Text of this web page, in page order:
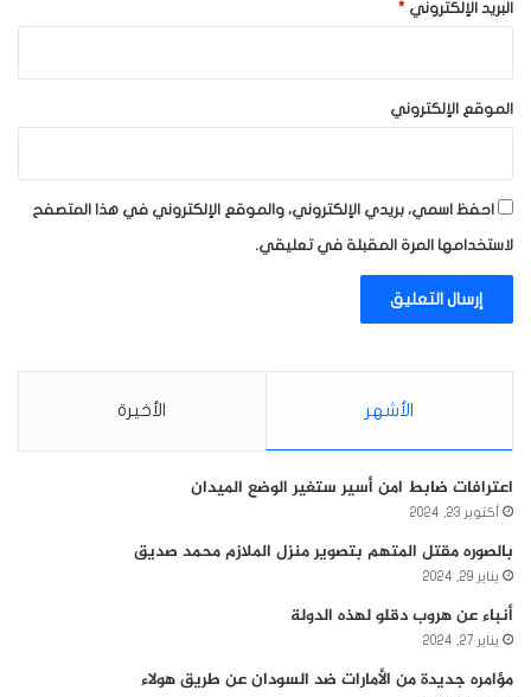
البريد الإلكتروني *
الموقع الإلكتروني
احفظ اسمي، بريدي الإلكتروني، والموقع الإلكتروني في هذا المتصفح
لاستخدامها المرة المقبلة في تعليقي.
الأشهر الأخيرة
اعترافات ضابط امن أسير ستغير الوضع الميدان
أكتوبر 23, 2024
بالصوره مقتل المتهم بتصوير منزل الملازم محمد صديق
يناير 29, 2024
أنباء عن هروب دقلو لهذه الدولة
يناير 27, 2024
مؤامره جديدة من الأمارات ضد السودان عن طريق هولاء